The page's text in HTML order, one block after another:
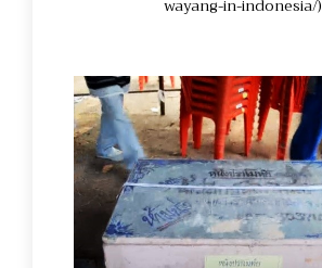
wayang-in-indonesia/)